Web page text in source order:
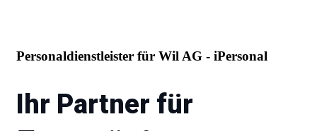
Personaldienstleister für Wil AG - iPersonal
Ihr Partner für